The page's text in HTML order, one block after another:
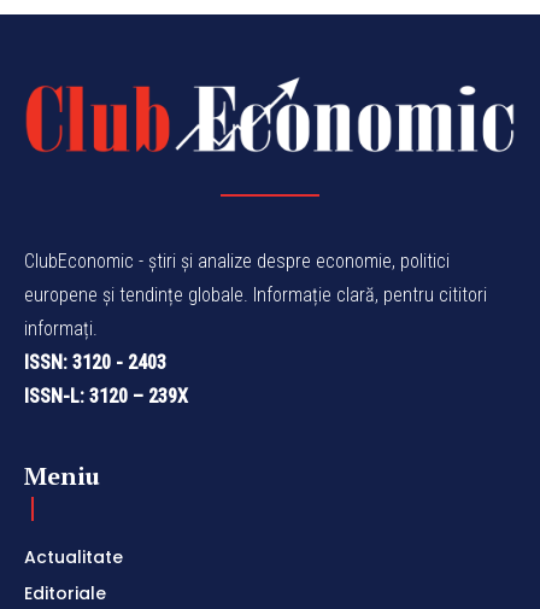
ClubEconomic - știri și analize despre economie, politici
europene și tendințe globale. Informație clară, pentru cititori
informați.
ISSN: 3120 - 2403
ISSN-L: 3120 – 239X
Meniu
Actualitate
Editoriale